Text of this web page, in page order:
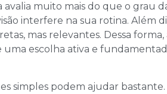
muito mais do que o grau
interfere na sua rotina. Além
mas relevantes. Dessa forma,
uma escolha ativa e
simples podem ajudar bastante.